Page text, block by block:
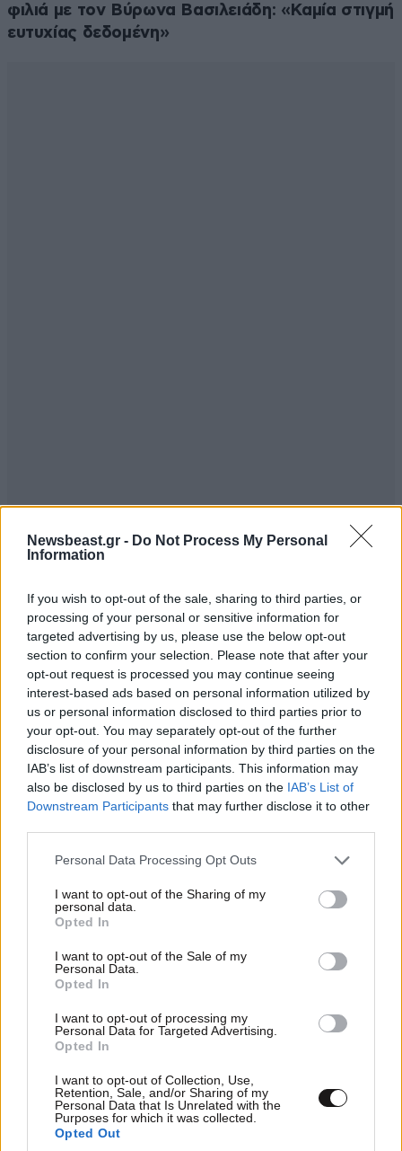
Newsbeast.gr - Do Not Process My Personal
Information
If you wish to opt-out of the sale, sharing to third parties, or
processing of your personal or sensitive information for
targeted advertising by us, please use the below opt-out
section to confirm your selection. Please note that after your
opt-out request is processed you may continue seeing
interest-based ads based on personal information utilized by
us or personal information disclosed to third parties prior to
your opt-out. You may separately opt-out of the further
disclosure of your personal information by third parties on the
IAB’s list of downstream participants. This information may
also be disclosed by us to third parties on the IAB’s List of
Downstream Participants that may further disclose it to other
Please note that this website/app uses one or more Google
not limited to your visit or usage behaviour. You may click to
grant or deny consent to Google and its third-party tags to
use your data for below specified purposes in below Google
consent section.
Personal Data Processing Opt Outs
I want to opt-out of the Sharing of my
personal data.
Opted In
I want to opt-out of the Sale of my
Personal Data.
Opted In
I want to opt-out of processing my
Personal Data for Targeted Advertising.
Opted In
I want to opt-out of Collection, Use,
Retention, Sale, and/or Sharing of my
Personal Data that Is Unrelated with the
Purposes for which it was collected.
Opted Out
φιλιά με τον Βύρωνα Βασιλειάδη: «Καμία στιγμή
ευτυχίας δεδομένη»
LIFESTYLE08·08·2026 22:48
Περικλής Κονδυλάτος: Οι πρώτες φωτογραφίες
με τη σύντροφό του Ελίνα από τις διακοπές